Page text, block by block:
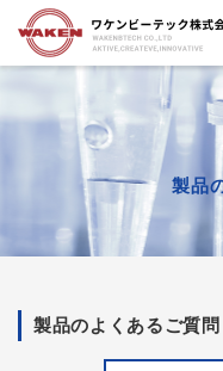
製品
製品のよくあるご質問